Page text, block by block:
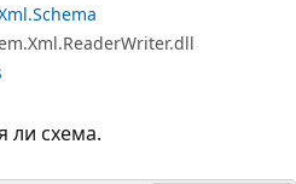
ли схема.